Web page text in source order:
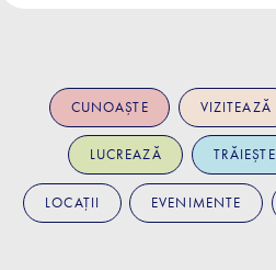
CUNOAȘTE VIZITEAZĂ
LUCREAZĂ TRĂIEȘTE
LOCAȚII EVENIMENTE